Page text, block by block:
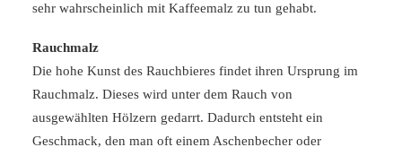
sehr wahrscheinlich mit Kaffeemalz zu tun gehabt.
Rauchmalz
Die hohe Kunst des Rauchbieres findet ihren Ursprung im
Rauchmalz. Dieses wird unter dem Rauch von
ausgewählten Hölzern gedarrt. Dadurch entsteht ein
Geschmack, den man oft einem Aschenbecher oder